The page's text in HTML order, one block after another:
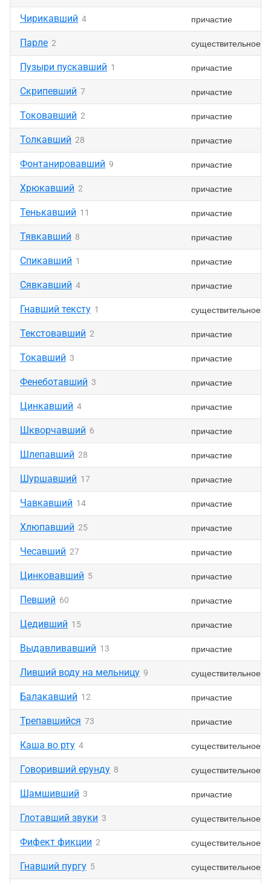
Чирикавший 4 причастие
Парле 2 существительное
Пузыри пускавший 1 причастие
Скрипевший 7 причастие
Токовавший 2 причастие
Толкавший 28 причастие
Фонтанировавший 9 причастие
Хрюкавший 2 причастие
Тенькавший 11 причастие
Тявкавший 8 причастие
Спикавший 1 причастие
Сявкавший 4 причастие
Гнавший тексту 1 существительное
Текстовавший 2 причастие
Токавший 3 причастие
Фенеботавший 3 причастие
Цинкавший 4 причастие
Шкворчавший 6 причастие
Шлепавший 28 причастие
Шуршавший 17 причастие
Чавкавший 14 причастие
Хлюпавший 25 причастие
Чесавший 27 причастие
Цинковавший 5 причастие
Певший 60 причастие
Цедивший 15 причастие
Выдавливавший 13 причастие
Ливший воду на мельницу 9 существительное
Балакавший 12 причастие
Трепавшийся 73 причастие
Каша во рту 4 существительное
Говоривший ерунду 8 существительное
Шамшивший 3 причастие
Глотавший звуки 3 существительное
Фифект фикции 2 существительное
Гнавший пургу 5 существительное